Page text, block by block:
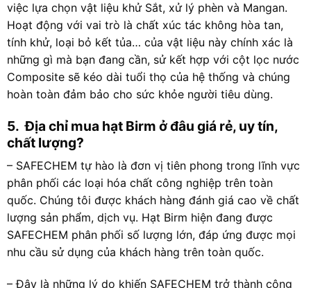
việc lựa chọn vật liệu khử Sắt, xử lý phèn và Mangan.
Hoạt động với vai trò là chất xúc tác không hòa tan,
tính khử, loại bỏ kết tủa… của vật liệu này chính xác là
những gì mà bạn đang cần, sử kết hợp với cột lọc nước
Composite sẽ kéo dài tuổi thọ của hệ thống và chúng
hoàn toàn đảm bảo cho sức khỏe người tiêu dùng.
5. Địa chỉ mua hạt Birm ở đâu giá rẻ, uy tín,
chất lượng?
– SAFECHEM tự hào là đơn vị tiên phong trong lĩnh vực
phân phối các loại hóa chất công nghiệp trên toàn
quốc. Chúng tôi được khách hàng đánh giá cao về chất
lượng sản phẩm, dịch vụ. Hạt Birm hiện đang được
SAFECHEM phân phối số lượng lớn, đáp ứng được mọi
nhu cầu sử dụng của khách hàng trên toàn quốc.
– Đây là những lý do khiến SAFECHEM trở thành công